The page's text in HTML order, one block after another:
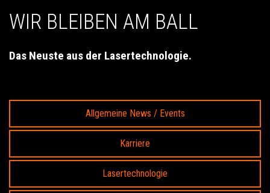
WIR BLEIBEN AM BALL
Das Neuste aus der Lasertechnologie.
Allgemeine News / Events
Karriere
Lasertechnologie